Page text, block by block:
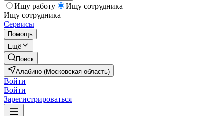
Ищу работу
Ищу сотрудника
Ищу сотрудника
Сервисы
Помощь
Ещё
Поиск
Алабино (Московская область)
Войти
Войти
Зарегистрироваться